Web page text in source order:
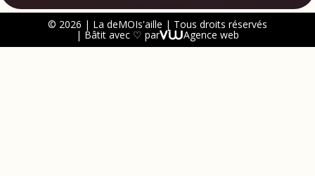
© 2026 | La deMOIs'aille | Tous droits réservés
| Bâtit avec ♡ par Agence web